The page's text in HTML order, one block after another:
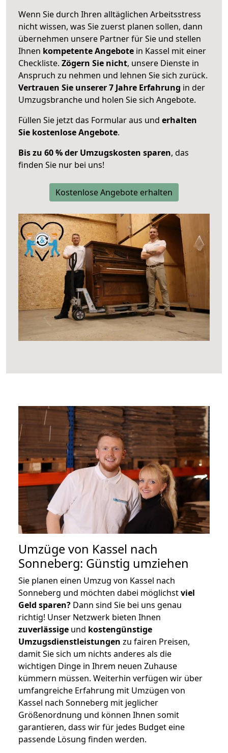
Wenn Sie durch Ihren alltäglichen Arbeitsstress
nicht wissen, was Sie zuerst planen sollen, dann
übernehmen unsere Partner für Sie und stellen
Ihnen kompetente Angebote in Kassel mit einer
Checkliste. Zögern Sie nicht, unsere Dienste in
Anspruch zu nehmen und lehnen Sie sich zurück.
Vertrauen Sie unserer 7 Jahre Erfahrung in der
Umzugsbranche und holen Sie sich Angebote.
Füllen Sie jetzt das Formular aus und erhalten
Sie kostenlose Angebote.
Bis zu 60 % der Umzugskosten sparen, das
finden Sie nur bei uns!
Kostenlose Angebote erhalten
Umzüge von Kassel nach
Sonneberg: Günstig umziehen
Sie planen einen Umzug von Kassel nach
Sonneberg und möchten dabei möglichstviel
Geld sparen? Dann sind Sie bei uns genau
richtig! Unser Netzwerk bieten Ihnen
zuverlässige und kostengünstige
Umzugsdienstleistungen zu fairen Preisen,
damit Sie sich um nichts anderes als die
wichtigen Dinge in Ihrem neuen Zuhause
kümmern müssen. Weiterhin verfügen wir über
umfangreiche Erfahrung mit Umzügen von
Kassel nach Sonneberg mit jeglicher
Größenordnung und können Ihnen somit
garantieren, dass wir für jedes Budget eine
passende Lösung finden werden.